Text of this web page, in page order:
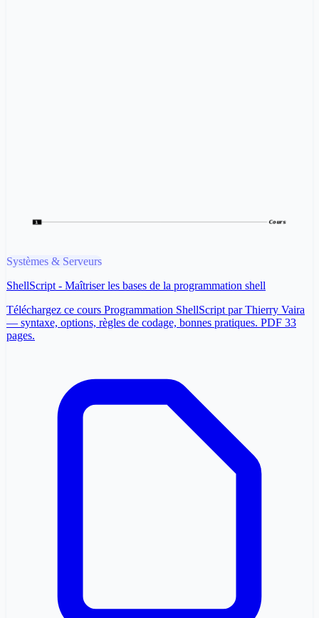
Systèmes & Serveurs
ShellScript - Maîtriser les bases de la programmation shell
Téléchargez ce cours Programmation ShellScript par Thierry Vaira
— syntaxe, options, règles de codage, bonnes pratiques. PDF 33
pages.